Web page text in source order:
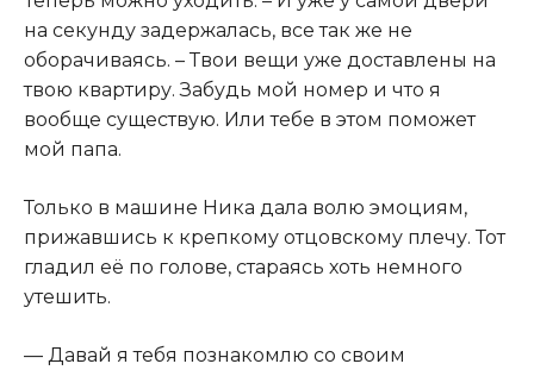
на секунду задержалась, все так же не
оборачиваясь. – Твои вещи уже доставлены на
твою квартиру. Забудь мой номер и что я
вообще существую. Или тебе в этом поможет
мой папа.
Только в машине Ника дала волю эмоциям,
прижавшись к крепкому отцовскому плечу. Тот
гладил её по голове, стараясь хоть немного
утешить.
— Давай я тебя познакомлю со своим